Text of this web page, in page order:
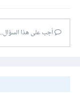
أجب على هذا السؤال...